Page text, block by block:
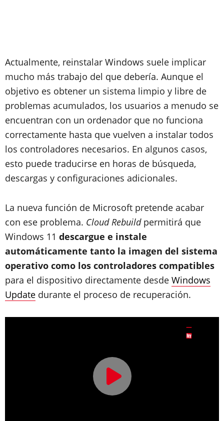
Actualmente, reinstalar Windows suele implicar
mucho más trabajo del que debería. Aunque el
objetivo es obtener un sistema limpio y libre de
problemas acumulados, los usuarios a menudo se
encuentran con un ordenador que no funciona
correctamente hasta que vuelven a instalar todos
los controladores necesarios. En algunos casos,
esto puede traducirse en horas de búsqueda,
descargas y configuraciones adicionales.
La nueva función de Microsoft pretende acabar
con ese problema. Cloud Rebuildpermitirá que
Windows 11 descargue e instale
automáticamente tanto la imagen del sistema
operativo como los controladores compatibles
para el dispositivo directamente desde Windows
Update durante el proceso de recuperación.